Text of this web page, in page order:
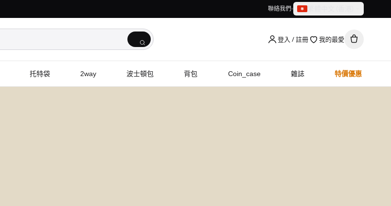
聯絡我們
繁體中文（香港）
登入 / 註冊 我的最愛
托特袋 2way 波士頓包 背包 Coin_case 雜誌 特價優惠